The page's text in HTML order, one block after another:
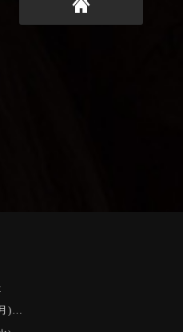
)…